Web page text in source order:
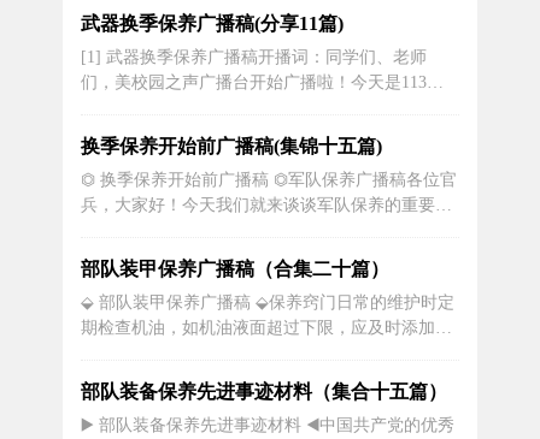
能，发挥了班组“领头雁”作用。在能源保供期间，
带领一群“娘子军”，针对来煤量大，工作量繁重的
实际，克服困难每日连续工作12小时，为能源保供
作出了突出贡献。在班组管理中...
武器换季保养广播稿(分享11篇)
[1] 武器换季保养广播稿开播词：同学们、老师
们，美校园之声广播台开始广播啦！今天是113班
坐票》1、生活真是有趣：如果你只接受最好的，
你经常会得到最好的。有一个人经常出差，经常买
不到对号入坐的车票.可是无论长途短途，无论车上
多挤，他总能找到座位。他的办法...
换季保养开始前广播稿(集锦十五篇)
⏣ 换季保养开始前广播稿 ⏣军队保养广播稿各位官
兵，大家好！今天我们就来谈谈军队保养的重要性
备、武器的正常运转，延长使用寿命、保障军事行
动具有重要意义。无论是在训练中还是实战中，一
良好的保养都是决定胜负的重要因素。首先，我们
来讲讲军队保养的重要性。军队保养是...
部队装甲保养广播稿（合集二十篇）
⬙ 部队装甲保养广播稿 ⬙保养窍门日常的维护时定
期检查机油，如机油液面超过下限，应及时添加。
辆，检查的频率要相应增加。这样，即便车辆出
现“烧机油”的情况，也能做到“早发现早治疗”，减
少维修费用。活塞顶部、活塞环槽、燃烧室、火花
部队装备保养先进事迹材料（集合十五篇）
▶️ 部队装备保养先进事迹材料 ◀️中国共产党的优秀